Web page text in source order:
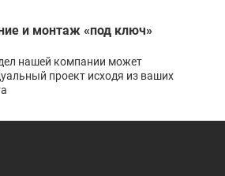
и монтаж «под ключ»
нашей компании может
проект исходя из ваших